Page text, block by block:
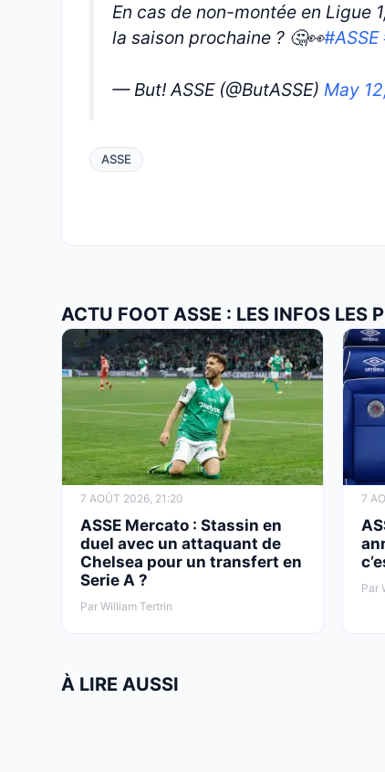
En cas de non-montée en Ligue
la saison prochaine ? 🤔👀#ASSE
— But! ASSE (@ButASSE) May
ASSE
ACTU FOOT ASSE : LES INFOS LES
7 AOÛT 2026, 21:20
ASSE Mercato : Stassin en
duel avec un attaquant de
Chelsea pour un transfert en
Serie A ?
Par William Tertrin
7
Par
À LIRE AUSSI